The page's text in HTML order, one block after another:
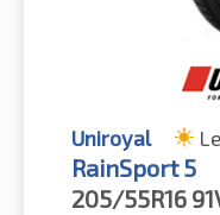
Uniroyal
RainSport 5
205/55R16